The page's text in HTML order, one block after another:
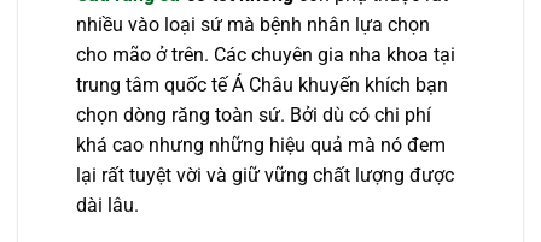
nhiều vào loại sứ mà bệnh nhân lựa chọn
cho mão ở trên. Các chuyên gia nha khoa tại
trung tâm quốc tế Á Châu khuyến khích bạn
chọn dòng răng toàn sứ. Bởi dù có chi phí
khá cao nhưng những hiệu quả mà nó đem
lại rất tuyệt vời và giữ vững chất lượng được
dài lâu.